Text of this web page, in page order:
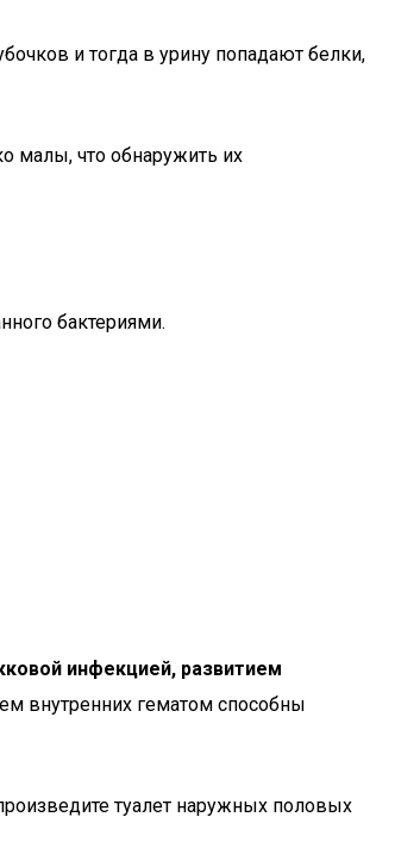
и тогда в урину попадают белки,
малы, что обнаружить их
бактериями.
инфекцией, развитием
внутренних гематом способны
туалет наружных половых